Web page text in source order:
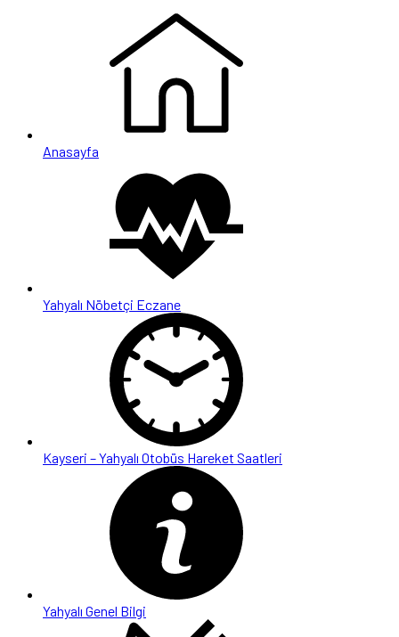
Anasayfa
Yahyalı Nöbetçi Eczane
Kayseri – Yahyalı Otobüs Hareket Saatleri
Yahyalı Genel Bilgi